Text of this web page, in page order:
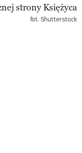
fot. Shutterstock